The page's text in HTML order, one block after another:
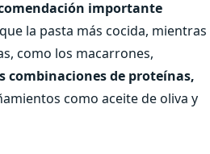
importante
la pasta más cocida, mientras
como los macarrones,
combinaciones de proteínas,
como aceite de oliva y